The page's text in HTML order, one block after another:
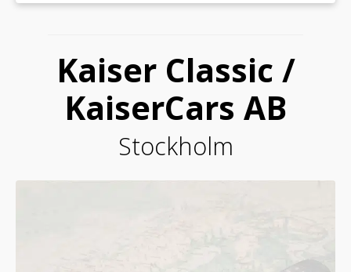
Kaiser Classic /
KaiserCars AB
Stockholm